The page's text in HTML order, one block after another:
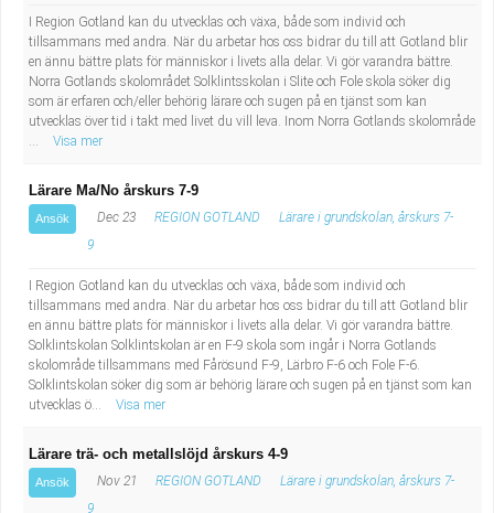
I Region Gotland kan du utvecklas och växa, både som individ och
tillsammans med andra. När du arbetar hos oss bidrar du till att Gotland blir
en ännu bättre plats för människor i livets alla delar. Vi gör varandra bättre.
Norra Gotlands skolområdet Solklintsskolan i Slite och Fole skola söker dig
som är erfaren och/eller behörig lärare och sugen på en tjänst som kan
utvecklas över tid i takt med livet du vill leva. Inom Norra Gotlands skolområde
...
Visa mer
Lärare Ma/No årskurs 7-9
Ansök Dec 23 REGION GOTLAND
Lärare i grundskolan, årskurs 7-
9
I Region Gotland kan du utvecklas och växa, både som individ och
tillsammans med andra. När du arbetar hos oss bidrar du till att Gotland blir
en ännu bättre plats för människor i livets alla delar. Vi gör varandra bättre.
Solklintskolan Solklintskolan är en F-9 skola som ingår i Norra Gotlands
skolområde tillsammans med Fårösund F-9, Lärbro F-6 och Fole F-6.
Solklintskolan söker dig som är behörig lärare och sugen på en tjänst som kan
utvecklas ö...
Visa mer
Lärare trä- och metallslöjd årskurs 4-9
Ansök Nov 21 REGION GOTLAND
Lärare i grundskolan, årskurs 7-
9